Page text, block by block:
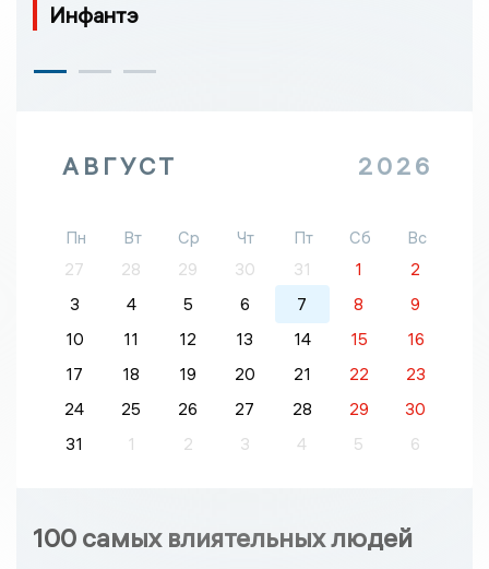
Инфантэ
АВГУСТ 2026
Пн Вт Ср Чт Пт Сб
Вс
27
28 29 30 31 1
2
3
4 5 6 7 8
9
10
11 12 13 14 15
16
17
18 19 20 21 22
23
24
25 26 27 28 29
30
31
1 2 3 4 5 6
100 самых влиятельных людей